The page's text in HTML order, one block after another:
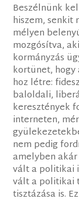
Beszélnünk
hiszem, senkit
mélyen
mozgósítva,
kormányzás
kortünet,
hoz létre:
baloldali,
keresztények
interneten,
nem pedig
amelyben
vált a politikai
vált a politikai
tisztázása is.